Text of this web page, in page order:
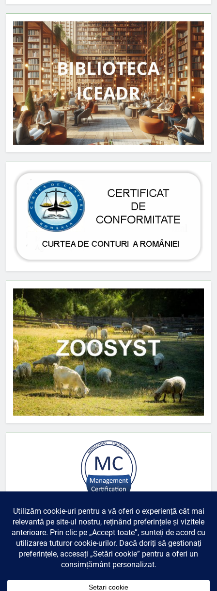
Sistem de management al inovarii în
conformitate cu cerințele standardului